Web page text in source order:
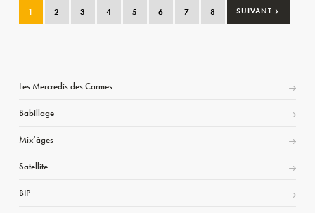
1 2 3 4 5 6 7 8 SUIVANT ›
Les Mercredis des Carmes
Babillage
Mix’âges
Satellite
BIP